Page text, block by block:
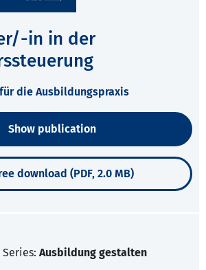
in in der
die Ausbildungspraxis
Show publication
download (PDF, 2.0 MB)
Series: Ausbildung gestalten